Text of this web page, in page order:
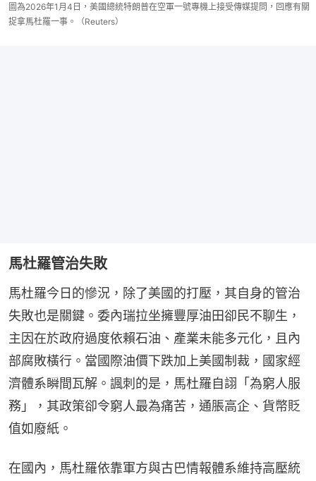
圖為2026年1月4日，美國總統特朗普在空軍一號專機上接受傳媒提問，回應有關
捉拿馬杜羅一事。（Reuters）
馬杜羅管治失敗
馬杜羅今日的慘況，除了美國的打壓，其自身的管治
失敗也是關鍵。委內瑞拉坐擁豐厚油田卻民不聊生，
主因在於政府過度依賴石油、產業未能多元化，且內
部腐敗橫行。當國際油價下跌加上美國制裁，國家經
濟體系瞬間瓦解。諷刺的是，馬杜羅自詡「為窮人服
務」，其政策卻令窮人最為痛苦，通脹高企、貨幣貶
值如廢紙。
在國內，馬杜羅依靠軍方與古巴情報體系維持高壓統